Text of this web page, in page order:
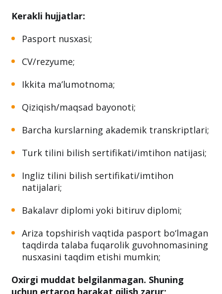
Kerakli hujjatlar:
Pasport nusxasi;
CV/rezyume;
Ikkita ma’lumotnoma;
Qiziqish/maqsad bayonoti;
Barcha kurslarning akademik transkriptlari;
Turk tilini bilish sertifikati/imtihon natijasi;
Ingliz tilini bilish sertifikati/imtihon
natijalari;
Bakalavr diplomi yoki bitiruv diplomi;
Ariza topshirish vaqtida pasport bo‘lmagan
taqdirda talaba fuqarolik guvohnomasining
nusxasini taqdim etishi mumkin;
Oxirgi muddat belgilanmagan. Shuning